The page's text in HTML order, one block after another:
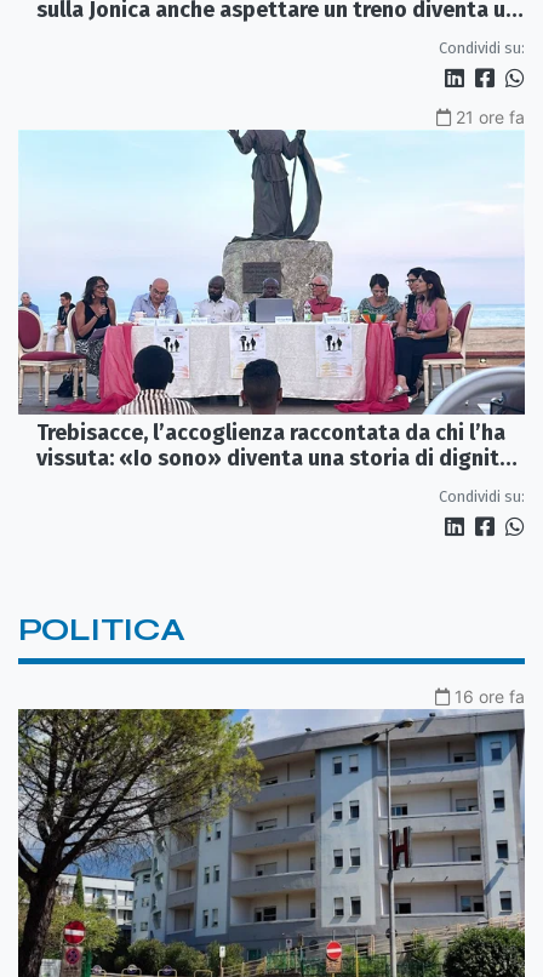
sulla Jonica anche aspettare un treno diventa un
Condividi su:
21 ore fa
Trebisacce, l’accoglienza raccontata da chi l’ha
vissuta: «Io sono» diventa una storia di dignità
Condividi su:
POLITICA
16 ore fa